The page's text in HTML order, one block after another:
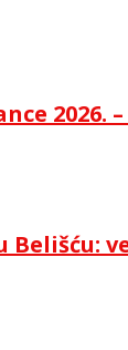
2026.
Belišću: